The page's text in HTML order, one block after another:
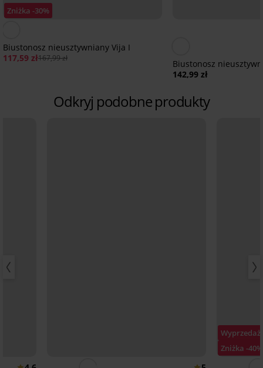
Zniżka -30%
Biustonosz nieusztywniany Vija I
117,59 zł167,99 zł
Biustonosz
142,99 zł
Odkryj podobne produkty
Wyprzedaż
Zniżka -40%